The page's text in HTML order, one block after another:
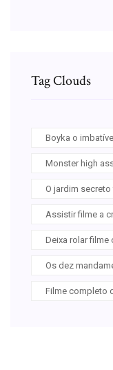
Tag Clouds
Boyka o
Monster high
O jardim
Assistir filme a
Deixa rolar
Os dez
Filme completo